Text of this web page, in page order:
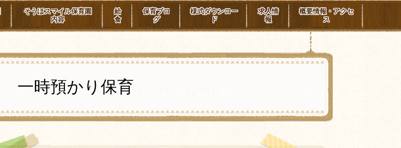
そうほスマイル保育園
内容
給
食
保育ブロ
グ
様式ダウンロー
ド
求人情
報
概要情報・アクセ
ス
一時預かり保育